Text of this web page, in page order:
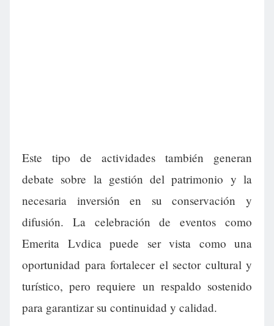
Este tipo de actividades también generan
debate sobre la gestión del patrimonio y la
necesaria inversión en su conservación y
difusión. La celebración de eventos como
Emerita Lvdica puede ser vista como una
oportunidad para fortalecer el sector cultural y
turístico, pero requiere un respaldo sostenido
para garantizar su continuidad y calidad.